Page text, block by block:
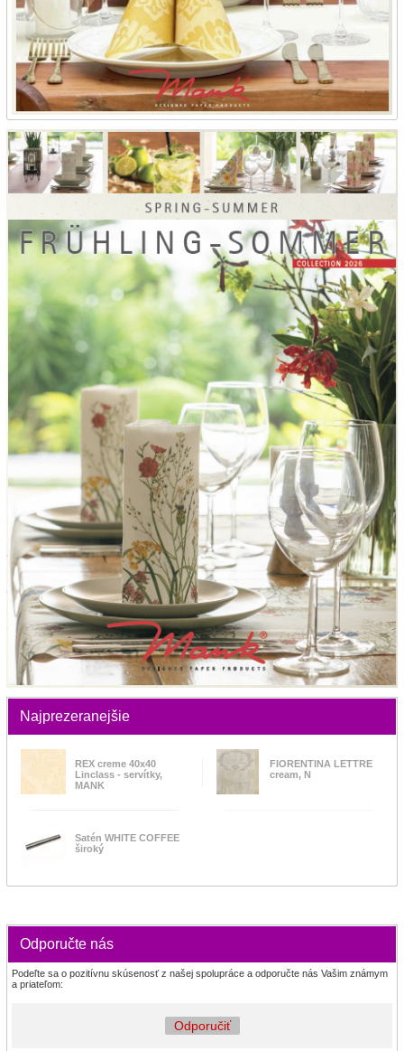
Najprezeranejšie
REX creme 40x40
Linclass - servítky,
MANK
FIORENTINA LETTRE
cream, N
Satén WHITE COFFEE
široký
Odporučte nás
Podeľte sa o pozitívnu skúsenosť z našej spolupráce a odporučte nás Vašim známym
a priateľom:
Odporučiť